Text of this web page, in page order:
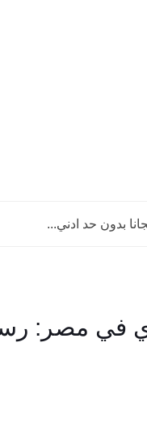
بدون حد ادني...
في مصر: